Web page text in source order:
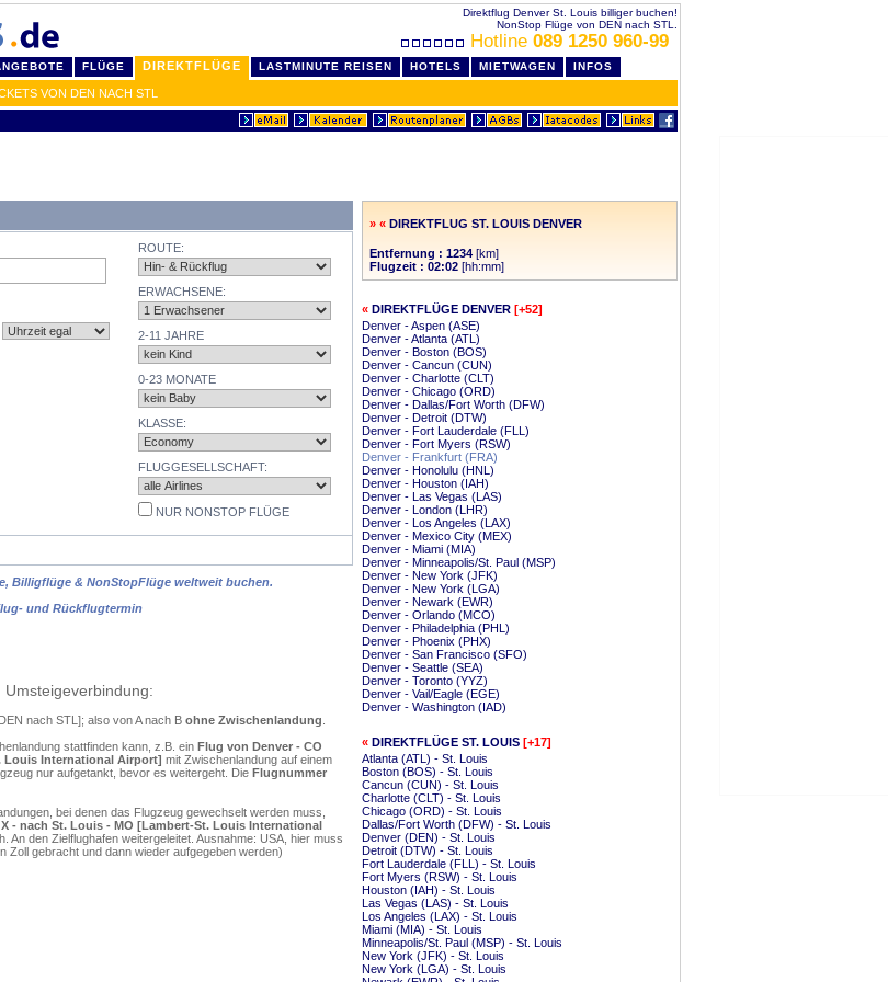
Direktflug Denver St. Louis billiger buchen!
NonStop Flüge von DEN nach STL.
Hotline 089 1250 960-99
FLÜGE DIREKTFLÜGE LASTMINUTE REISEN HOTELS MIETWAGEN INFOS
VON DEN NACH STL
ROUTE:
ERWACHSENE:
2-11 JAHRE
0-23 MONATE
KLASSE:
FLUGGESELLSCHAFT:
NUR NONSTOP FLÜGE
Billigflüge & NonStopFlüge weltweit buchen.
und Rückflugtermin
nach STL]; also von A nach B ohne Zwischenlandung
stattfinden kann, z.B. ein Flug von Denver - CO
Louis International Airport] mit Zwischenlandung auf einem
nur aufgetankt, bevor es weitergeht. Die Flugnummer
bei denen das Flugzeug gewechselt werden muss,
- nach St. Louis - MO [Lambert-St. Louis International
An den Zielflughafen weitergeleitet. Ausnahme: USA, hier muss
Zoll gebracht und dann wieder aufgegeben werden)
» « DIREKTFLUG ST. LOUIS DENVER
Entfernung : 1234 [km]
Flugzeit : 02:02 [hh:mm]
« DIREKTFLÜGE DENVER [+52]
Denver - Aspen (ASE)
Denver - Atlanta (ATL)
Denver - Boston (BOS)
Denver - Cancun (CUN)
Denver - Charlotte (CLT)
Denver - Chicago (ORD)
Denver - Dallas/Fort Worth (DFW)
Denver - Detroit (DTW)
Denver - Fort Lauderdale (FLL)
Denver - Fort Myers (RSW)
Denver - Frankfurt (FRA)
Denver - Honolulu (HNL)
Denver - Houston (IAH)
Denver - Las Vegas (LAS)
Denver - London (LHR)
Denver - Los Angeles (LAX)
Denver - Mexico City (MEX)
Denver - Miami (MIA)
Denver - Minneapolis/St. Paul (MSP)
Denver - New York (JFK)
Denver - New York (LGA)
Denver - Newark (EWR)
Denver - Orlando (MCO)
Denver - Philadelphia (PHL)
Denver - Phoenix (PHX)
Denver - San Francisco (SFO)
Denver - Seattle (SEA)
Denver - Toronto (YYZ)
Denver - Vail/Eagle (EGE)
Denver - Washington (IAD)
« DIREKTFLÜGE ST. LOUIS [+17]
Atlanta (ATL) - St. Louis
Boston (BOS) - St. Louis
Cancun (CUN) - St. Louis
Charlotte (CLT) - St. Louis
Chicago (ORD) - St. Louis
Dallas/Fort Worth (DFW) - St. Louis
Denver (DEN) - St. Louis
Detroit (DTW) - St. Louis
Fort Lauderdale (FLL) - St. Louis
Fort Myers (RSW) - St. Louis
Houston (IAH) - St. Louis
Las Vegas (LAS) - St. Louis
Los Angeles (LAX) - St. Louis
Miami (MIA) - St. Louis
Minneapolis/St. Paul (MSP) - St. Louis
New York (JFK) - St. Louis
New York (LGA) - St. Louis